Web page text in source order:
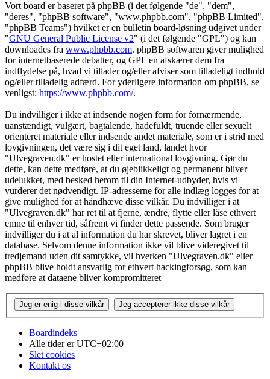
Vort board er baseret på phpBB (i det følgende "de", "dem",
"deres", "phpBB software", "www.phpbb.com", "phpBB Limited",
"phpBB Teams") hvilket er en bulletin board-løsning udgivet under
"GNU General Public License v2" (i det følgende "GPL") og kan
downloades fra www.phpbb.com. phpBB softwaren giver mulighed
for internetbaserede debatter, og GPL'en afskærer dem fra
indflydelse på, hvad vi tillader og/eller afviser som tilladeligt indhold
og/eller tilladelig adfærd. For yderligere information om phpBB, se
venligst: https://www.phpbb.com/.
Du indvilliger i ikke at indsende nogen form for fornærmende,
uanstændigt, vulgært, bagtalende, hadefuldt, truende eller sexuelt
orienteret materiale eller indsende andet materiale, som er i strid med
lovgivningen, det være sig i dit eget land, landet hvor
"Ulvegraven.dk" er hostet eller international lovgivning. Gør du
dette, kan dette medføre, at du øjeblikkeligt og permanent bliver
udelukket, med besked herom til din Internet-udbyder, hvis vi
vurderer det nødvendigt. IP-adresserne for alle indlæg logges for at
give mulighed for at håndhæve disse vilkår. Du indvilliger i at
"Ulvegraven.dk" har ret til at fjerne, ændre, flytte eller låse ethvert
emne til enhver tid, såfremt vi finder dette passende. Som bruger
indvilliger du i at al information du har skrevet, bliver lagret i en
database. Selvom denne information ikke vil blive videregivet til
tredjemand uden dit samtykke, vil hverken "Ulvegraven.dk" eller
phpBB blive holdt ansvarlig for ethvert hackingforsøg, som kan
medføre at dataene bliver kompromitteret
Boardindeks
Alle tider erUTC+02:00
Slet cookies
Kontakt os